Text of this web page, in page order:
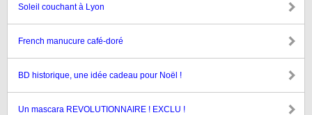
Soleil couchant à Lyon
French manucure café-doré
BD historique, une idée cadeau pour Noël !
Un mascara REVOLUTIONNAIRE ! EXCLU !